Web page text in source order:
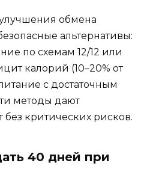
обмена
альтернативы:
по схемам 12/12 или
калорий (10–20% от
с достаточным
методы дают
без критических рисков.
40 дней при